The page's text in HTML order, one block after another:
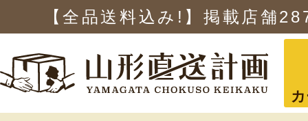
【全品送料込み!】掲載店舗